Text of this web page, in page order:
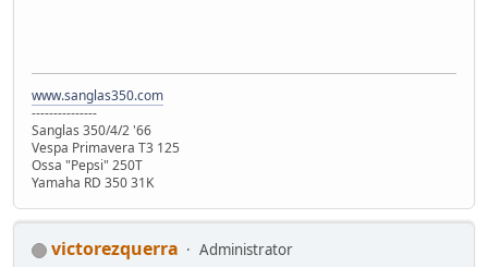
www.sanglas350.com
---------------
Sanglas 350/4/2 '66
Vespa Primavera T3 125
Ossa "Pepsi" 250T
Yamaha RD 350 31K
victorezquerra
Administrator